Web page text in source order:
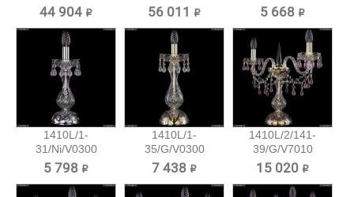
44 904 ₽ 56 011 ₽
Хрустальная...
5 668 ₽
1410L/1-
31/Ni/V0300
Хрустальная...
5 798 ₽
1410L/1-
35/G/V0300
Хрустальная...
7 438 ₽
1410L/2/141-
39/G/V7010
Хрустальная...
15 020 ₽